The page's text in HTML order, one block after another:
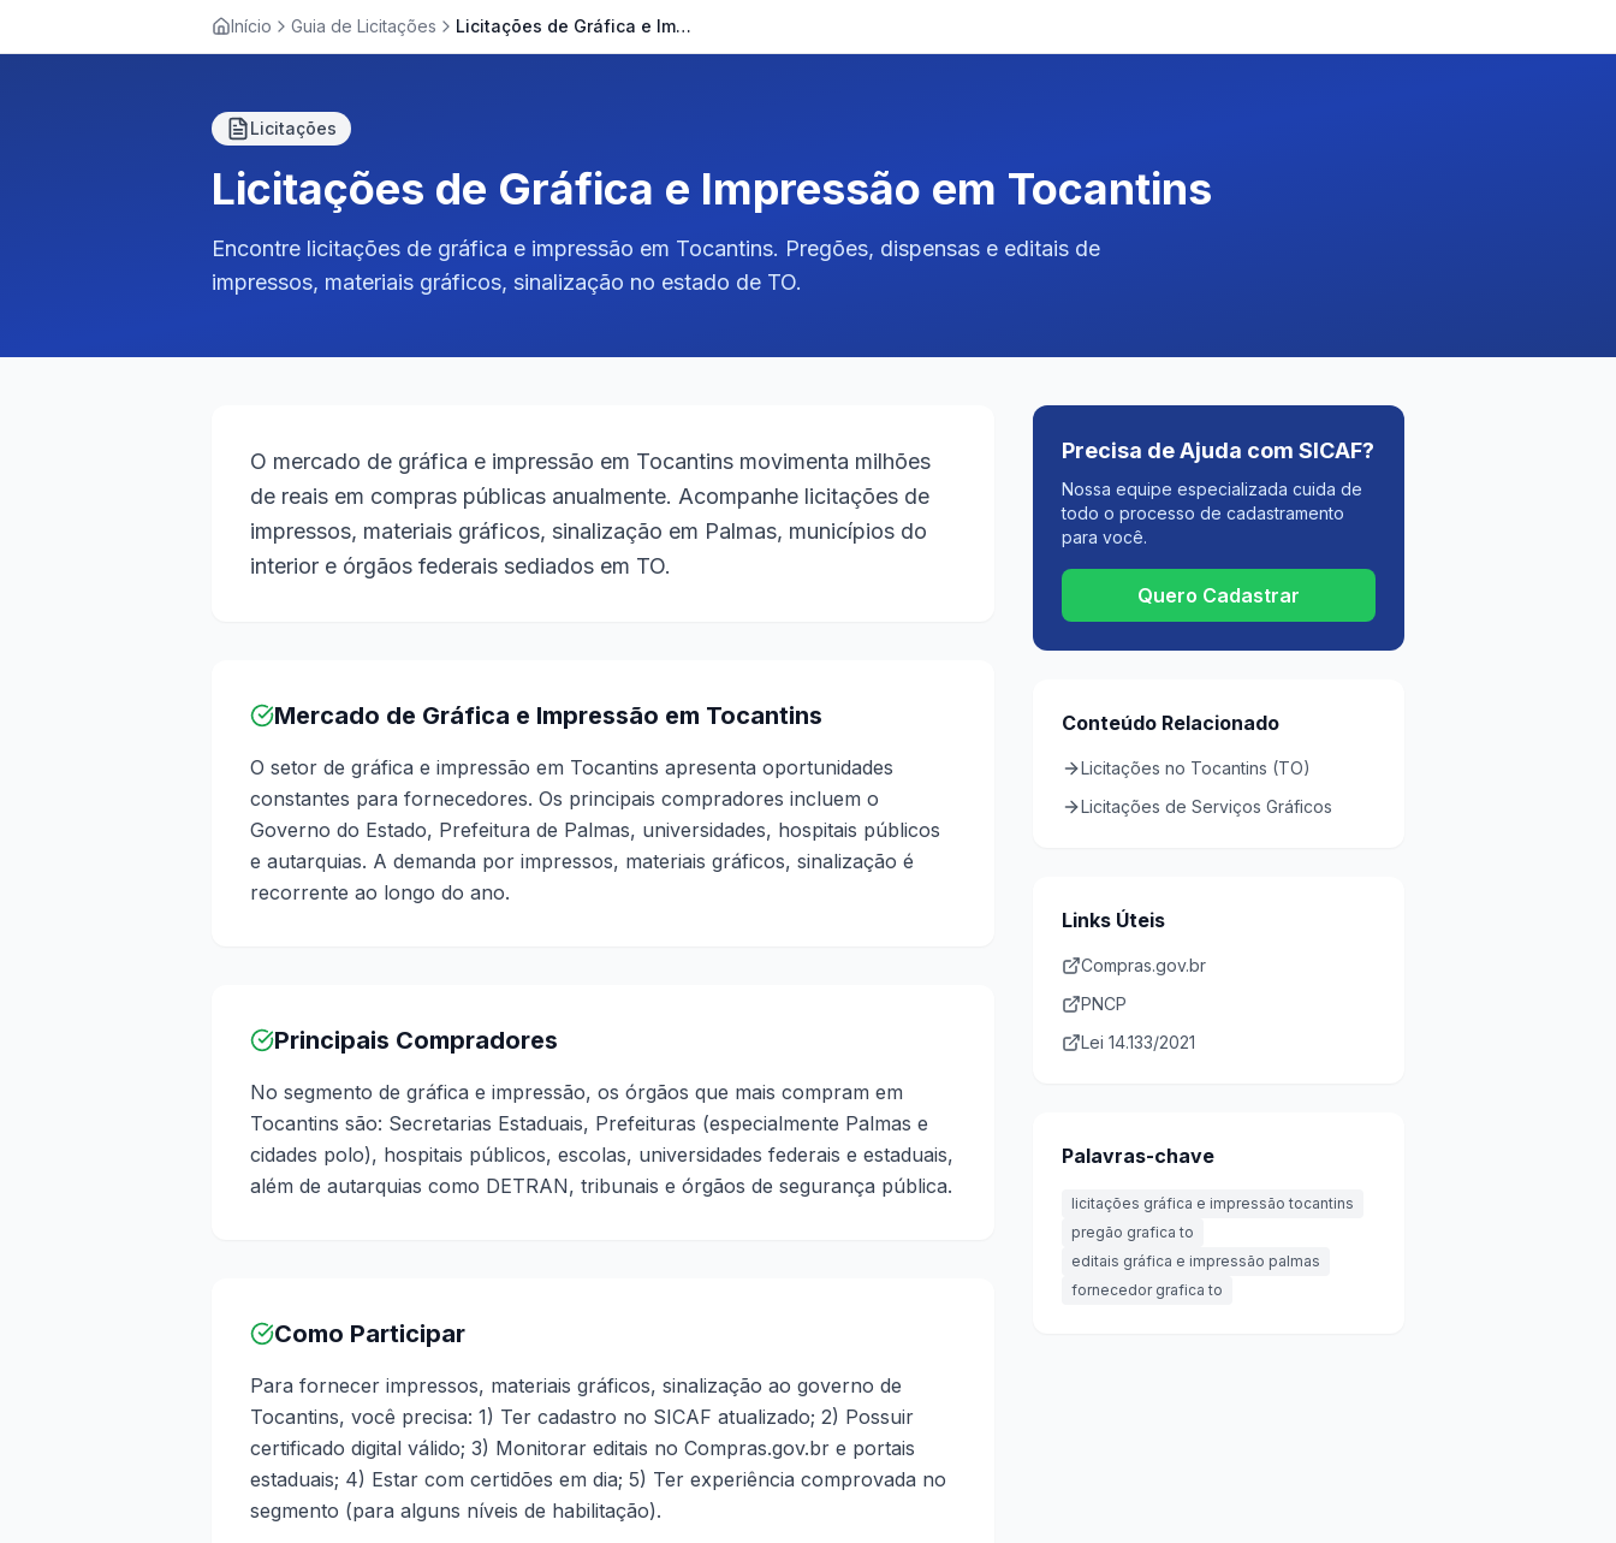
Início Guia de Licitações Licitações de Gráfica e Impressão em Tocantins
Licitações
Licitações de Gráfica e Impressão em Tocantins
Encontre licitações de gráfica e impressão em Tocantins. Pregões, dispensas e editais de
impressos, materiais gráficos, sinalização no estado de TO.
O mercado de gráfica e impressão em Tocantins movimenta milhões
de reais em compras públicas anualmente. Acompanhe licitações de
impressos, materiais gráficos, sinalização em Palmas, municípios do
interior e órgãos federais sediados em TO.
Mercado de Gráfica e Impressão em Tocantins
O setor de gráfica e impressão em Tocantins apresenta oportunidades
constantes para fornecedores. Os principais compradores incluem o
Governo do Estado, Prefeitura de Palmas, universidades, hospitais públicos
e autarquias. A demanda por impressos, materiais gráficos, sinalização é
recorrente ao longo do ano.
Principais Compradores
No segmento de gráfica e impressão, os órgãos que mais compram em
Tocantins são: Secretarias Estaduais, Prefeituras (especialmente Palmas e
cidades polo), hospitais públicos, escolas, universidades federais e estaduais,
além de autarquias como DETRAN, tribunais e órgãos de segurança pública.
Como Participar
Para fornecer impressos, materiais gráficos, sinalização ao governo de
Tocantins, você precisa: 1) Ter cadastro no SICAF atualizado; 2) Possuir
certificado digital válido; 3) Monitorar editais no Compras.gov.br e portais
estaduais; 4) Estar com certidões em dia; 5) Ter experiência comprovada no
segmento (para alguns níveis de habilitação).
Precisa de Ajuda com SICAF?
Nossa equipe especializada cuida de
todo o processo de cadastramento
para você.
Quero Cadastrar
Conteúdo Relacionado
Licitações no Tocantins (TO)
Licitações de Serviços Gráficos
Links Úteis
Compras.gov.br
PNCP
Lei 14.133/2021
Palavras-chave
licitações gráfica e impressão tocantins
pregão grafica to
editais gráfica e impressão palmas
fornecedor grafica to